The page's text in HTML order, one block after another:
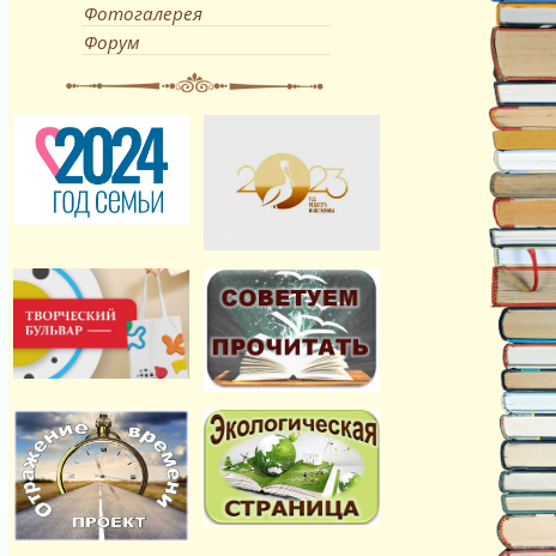
Фотогалерея
Форум